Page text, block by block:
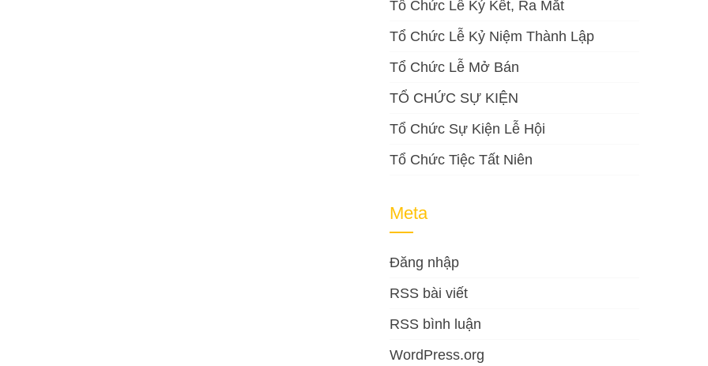
Tổ Chức Lễ Ký Kết, Ra Mắt
Tổ Chức Lễ Kỷ Niệm Thành Lập
Tổ Chức Lễ Mở Bán
TỔ CHỨC SỰ KIỆN
Tổ Chức Sự Kiện Lễ Hội
Tổ Chức Tiệc Tất Niên
Meta
Đăng nhập
RSS bài viết
RSS bình luận
WordPress.org